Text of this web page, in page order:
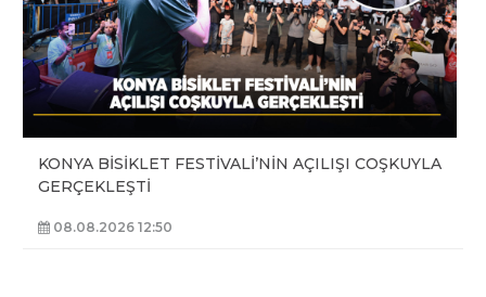
KONYA BİSİKLET FESTİVALİ’NİN AÇILIŞI COŞKUYLA
GERÇEKLEŞTİ
08.08.2026 12:50